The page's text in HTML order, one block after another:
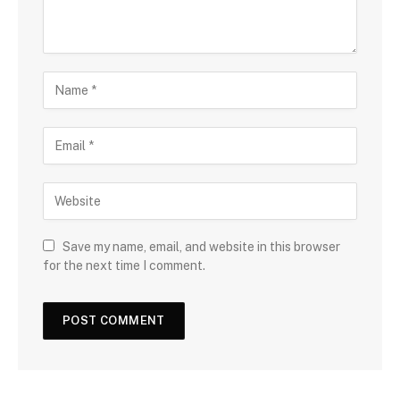
Save my name, email, and website in this browser
for the next time I comment.